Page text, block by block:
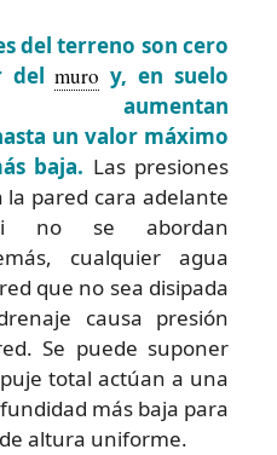
del terreno son cero
delmuro y, en suelo
aumentan
un valor máximo
baja. Las presiones
pared cara adelante
no se abordan
cualquier agua
que no sea disipada
causa presión
Se puede suponer
total actúan a una
más baja para
altura uniforme.